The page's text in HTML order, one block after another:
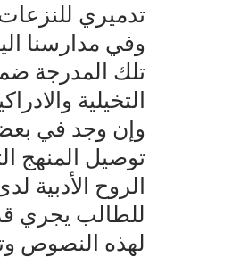
تدميري
وفي مدارسنا
تلك المدرجة
التخيلية
وإن وجد في
توصيل المنهج
الروح الأدبية
للطالب يجري
لهذه النصوص